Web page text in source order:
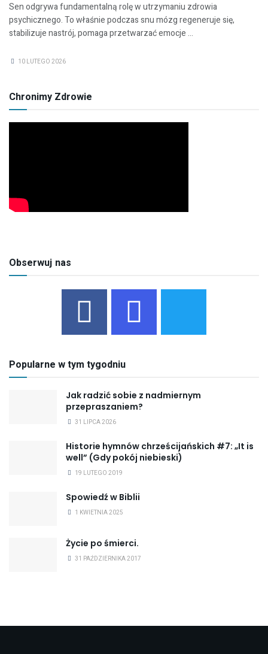
Sen odgrywa fundamentalną rolę w utrzymaniu zdrowia
psychicznego. To właśnie podczas snu mózg regeneruje się,
stabilizuje nastrój, pomaga przetwarzać emocje ...
10 LUTEGO 2026
Chronimy Zdrowie
Obserwuj nas
Popularne w tym tygodniu
Jak radzić sobie z nadmiernym
przepraszaniem?
31 LIPCA 2026
Historie hymnów chrześcijańskich #7: „It is
well” (Gdy pokój niebieski)
19 LUTEGO 2019
Spowiedź w Biblii
1 KWIETNIA 2025
Życie po śmierci.
31 PAŹDZIERNIKA 2017